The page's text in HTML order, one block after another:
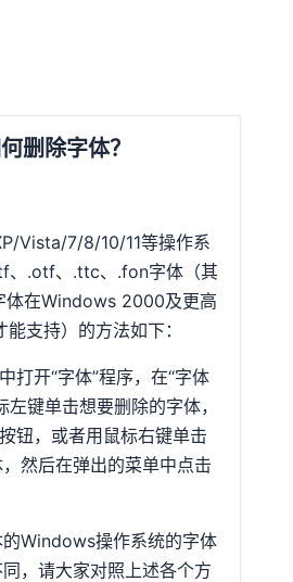
删除字体？
Vista/7/8/10/11等操作系
、.otf、.ttc、.fon字体（其
在Windows 2000及更高
支持）的方法如下：
打开“字体”程序，在“字体
左键单击想要删除的字体，
钮，或者用鼠标右键单击
然后在弹出的菜单中点击
Windows操作系统的字体
，请大家对照上述各个方